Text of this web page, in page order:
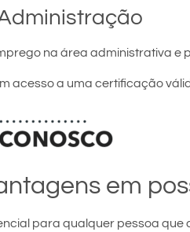
na área administrativa
acesso a uma certificação
em
para qualquer pessoa que